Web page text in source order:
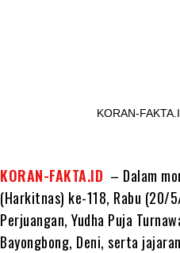
KORAN-FAKTA.ID – Dalam
(Harkitnas) ke-118, Rabu (20/
Perjuangan, Yudha Puja
Bayongbong, Deni, serta